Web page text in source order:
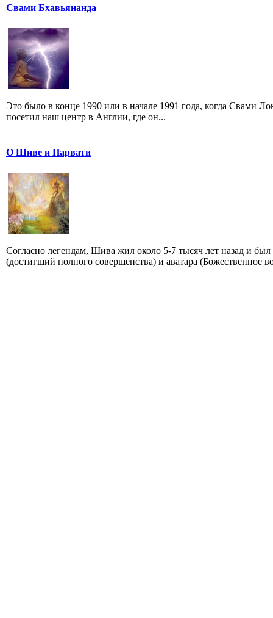
Свами Бхавьянанда
Это было в конце 1990 или в начале 1991 года, когда Свами
посетил наш центр в Англии, где он...
О Шиве и Парвати
Согласно легендам, Шива жил около 5-7 тысяч лет назад и
(достигший полного совершенства) и аватара (Божественное